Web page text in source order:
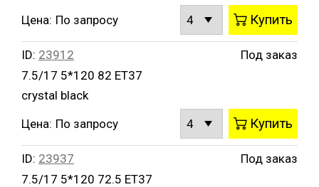
Цена: По запросу Купить
ID: 23912
7.5/17 5*120 82 ET37
crystal black
Под заказ
Цена: По запросу Купить
ID: 23937
7.5/17 5*120 72.5 ET37
Под заказ